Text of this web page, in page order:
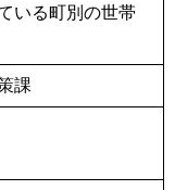
いる町別の世帯
課